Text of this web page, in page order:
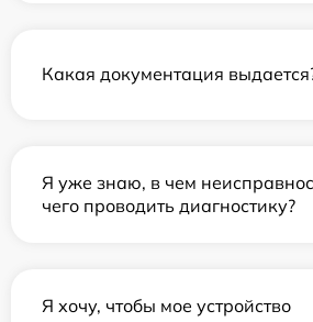
Какая документация
Я уже знаю, в чем
чего проводить диагностику?
Я хочу, чтобы мое устройство